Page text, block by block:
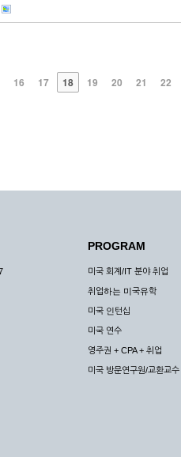
16 17 18 19 20 21 22
PROGRAM
미국 회계/IT 분야 취업
취업하는 미국유학
미국 인턴십
미국 연수
영주권 + CPA + 취업
미국 방문연구원/교환교수